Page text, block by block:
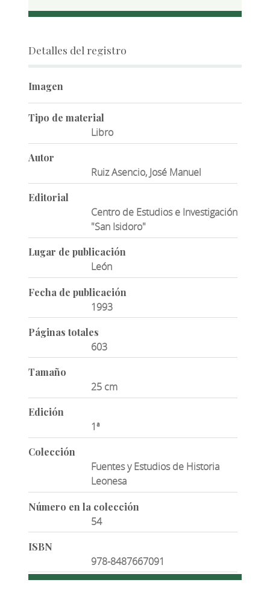
Detalles del registro
Imagen
Tipo de material
Libro
Autor
Ruiz Asencio, José Manuel
Editorial
Centro de Estudios e Investigación
"San Isidoro"
Lugar de publicación
León
Fecha de publicación
1993
Páginas totales
603
Tamaño
25 cm
Edición
1ª
Colección
Fuentes y Estudios de Historia
Leonesa
Número en la colección
54
ISBN
978-8487667091